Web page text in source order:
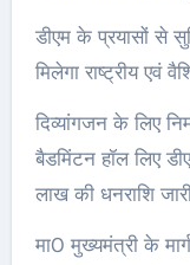
डीएम के प्रयासों से
मिलेगा राष्ट्रीय एवं
दिव्यांगजन के लिए
बैडमिंटन हॉल लिए
लाख की धनराशि
मा0 मुख्यमंत्री के